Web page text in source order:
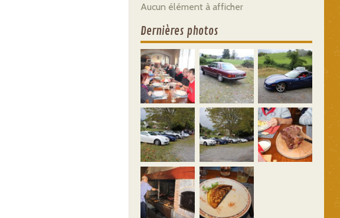
Aucun élément à afficher
Dernières photos